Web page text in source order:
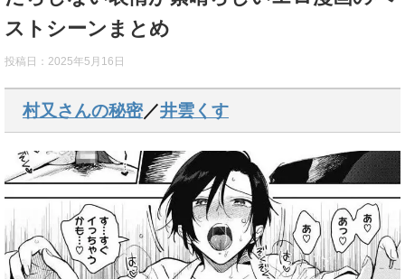
ストシーンまとめ
投稿日： 2025年5月16日
村又さんの秘密／井雲くす